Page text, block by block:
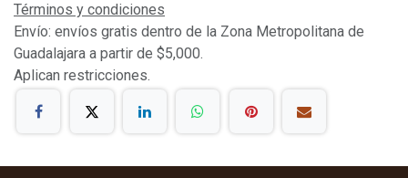
Términos y condiciones
Envío: envíos gratis dentro de la Zona Metropolitana de
Guadalajara a partir de $5,000.
Aplican restricciones.